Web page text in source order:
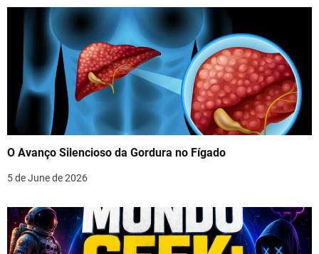
O Avanço Silencioso da Gordura no Fígado
5 de June de 2026